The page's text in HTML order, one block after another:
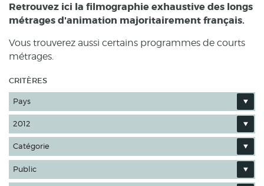
Retrouvez ici la filmographie exhaustive des longs
métrages d'animation majoritairement français.
Vous trouverez aussi certains programmes de courts
métrages.
CRITÈRES
Pays
2012
Catégorie
Public